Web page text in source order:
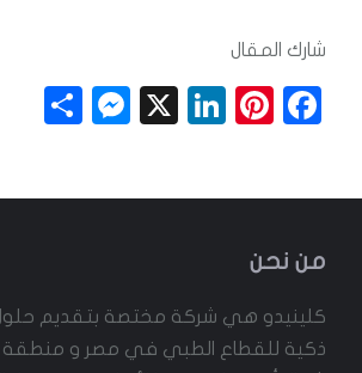
شارك المقال
F
b
o
Pi
s
Li
X
M
e
من نحن
كلينيدو هي شركة مختصة بتقديم
ذكية للقطاع الطبي في مصر و منطقة